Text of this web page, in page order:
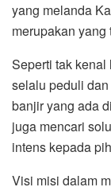
yang melanda
merupakan
Seperti tak
selalu peduli
banjir yang ada
juga mencari
intens kepada
Visi misi dalam